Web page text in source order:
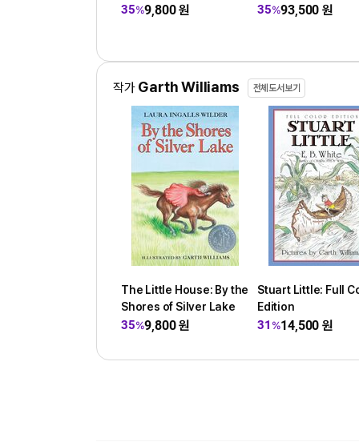
35%9,800원 35%93,500원
작가 Garth Williams 전체도서보기
The Little House: By the
Shores of Silver Lake
35%9,800원
Stuart Little: Full
Edition
31 %14,500원